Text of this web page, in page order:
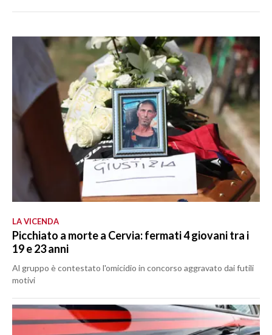
LA VICENDA
Picchiato a morte a Cervia: fermati 4 giovani tra i
19 e 23 anni
Al gruppo è contestato l'omicidio in concorso aggravato dai futili
motivi